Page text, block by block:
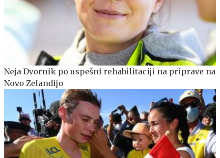
Neja Dvornik po uspešni rehabilitaciji na priprave na
Novo Zelandijo